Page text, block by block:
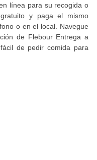
línea para su recogida o
y paga el mismo
o en el local. Navegue
de Flebour Entrega a
de pedir comida para